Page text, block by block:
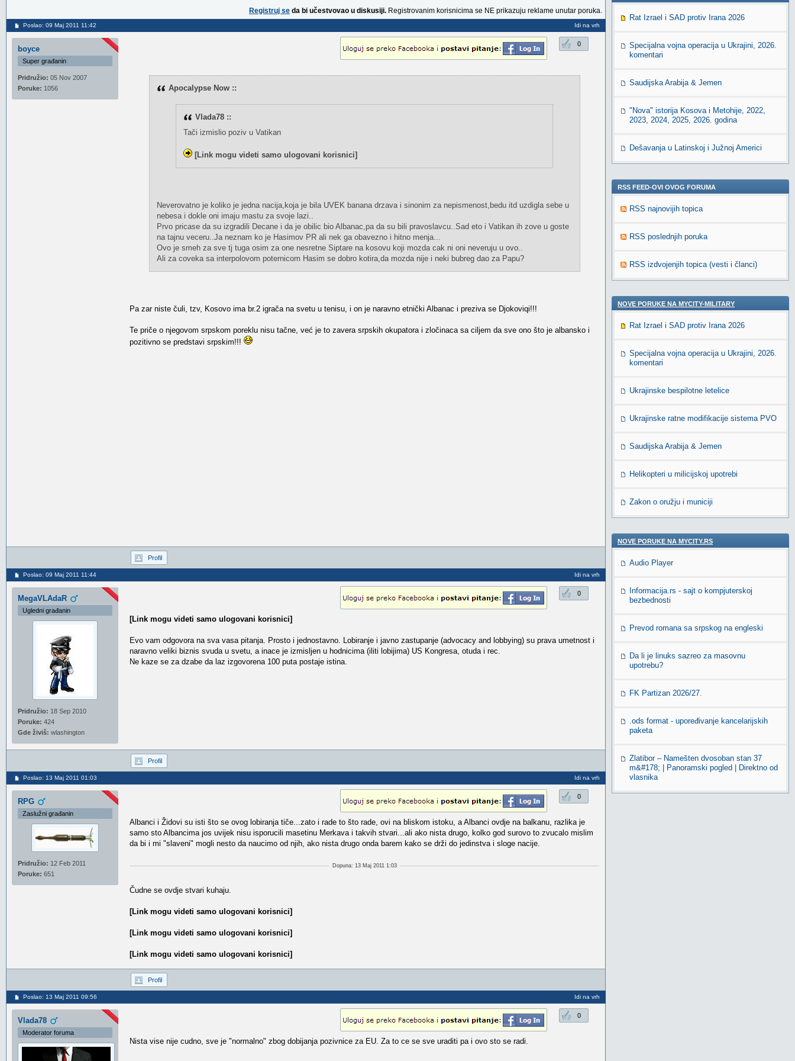
Registruj se da bi učestvovao u diskusiji. Registrovanim korisnicima se NE prikazuju reklame unutar poruka.
Poslao: 09 Maj 2011 11:42 Idi na vrh
boyce
Super građanin
Pridružio: 05 Nov 2007
Poruke: 1056
0
Apocalypse Now ::
Vlada78 ::
Tači izmislio poziv u Vatikan
[Link mogu videti samo ulogovani korisnici]
Neverovatno je koliko je jedna nacija,koja je bila UVEK banana drzava i sinonim za nepismenost,bedu itd uzdigla sebe u
nebesa i dokle oni imaju mastu za svoje lazi..
Prvo pricase da su izgradili Decane i da je obilic bio Albanac,pa da su bili pravoslavcu..Sad eto i Vatikan ih zove u goste
na tajnu veceru..Ja neznam ko je Hasimov PR ali nek ga obavezno i hitno menja...
Ovo je smeh za sve tj tuga osim za one nesretne Siptare na kosovu koji mozda cak ni oni neveruju u ovo..
Ali za coveka sa interpolovom poternicom Hasim se dobro kotira,da mozda nije i neki bubreg dao za Papu?
Pa zar niste čuli, tzv, Kosovo ima br.2 igrača na svetu u tenisu, i on je naravno etnički Albanac i preziva se Djokoviqi!!!
Te priče o njegovom srpskom poreklu nisu tačne, već je to zavera srpskih okupatora i zločinaca sa ciljem da sve ono što je albansko i
pozitivno se predstavi srpskim!!!
Profil
Poslao: 09 Maj 2011 11:44 Idi na vrh
MegaVLAdaR
Ugledni građanin
Pridružio: 18 Sep 2010
Poruke: 424
Gde živiš: wlashington
0
[Link mogu videti samo ulogovani korisnici]
Evo vam odgovora na sva vasa pitanja. Prosto i jednostavno. Lobiranje i javno zastupanje (advocacy and lobbying) su prava umetnost i
naravno veliki biznis svuda u svetu, a inace je izmisljen u hodnicima (iliti lobijima) US Kongresa, otuda i rec.
Ne kaze se za dzabe da laz izgovorena 100 puta postaje istina.
Profil
Poslao: 13 Maj 2011 01:03 Idi na vrh
RPG
Zaslužni građanin
Pridružio: 12 Feb 2011
Poruke: 651
0
Albanci i Židovi su isti što se ovog lobiranja tiče...zato i rade to što rade, ovi na bliskom istoku, a Albanci ovdje na balkanu, razlika je
samo sto Albancima jos uvijek nisu isporucili masetinu Merkava i takvih stvari...ali ako nista drugo, kolko god surovo to zvucalo mislim
da bi i mi "slaveni" mogli nesto da naucimo od njih, ako nista drugo onda barem kako se drži do jedinstva i sloge nacije.
Dopuna: 13 Maj 2011 1:03
Čudne se ovdje stvari kuhaju.
[Link mogu videti samo ulogovani korisnici]
[Link mogu videti samo ulogovani korisnici]
[Link mogu videti samo ulogovani korisnici]
Profil
Poslao: 13 Maj 2011 09:56 Idi na vrh
Vlada78
Moderator foruma
0
Nista vise nije cudno, sve je "normalno" zbog dobijanja pozivnice za EU. Za to ce se sve uraditi pa i ovo sto se radi.
Rat Izrael i SAD protiv Irana 2026
Specijalna vojna operacija u Ukrajini, 2026.
komentari
Saudijska Arabija & Jemen
"Nova" istorija Kosova i Metohije, 2022,
2023, 2024, 2025, 2026. godina
Dešavanja u Latinskoj i Južnoj Americi
RSS FEED-OVI OVOG FORUMA
RSS najnovijih topica
RSS poslednjih poruka
RSS izdvojenjih topica (vesti i članci)
NOVE PORUKE NA MYCITY-MILITARY
Rat Izrael i SAD protiv Irana 2026
Specijalna vojna operacija u Ukrajini, 2026.
komentari
Ukrajinske bespilotne letelice
Ukrajinske ratne modifikacije sistema PVO
Saudijska Arabija & Jemen
Helikopteri u milicijskoj upotrebi
Zakon o oružju i municiji
NOVE PORUKE NA MYCITY.RS
Audio Player
Informacija.rs - sajt o kompjuterskoj
bezbednosti
Prevod romana sa srpskog na engleski
Da li je linuks sazreo za masovnu
upotrebu?
FK Partizan 2026/27.
.ods format - upoređivanje kancelarijskih
paketa
Zlatibor – Namešten dvosoban stan 37
m&#178; | Panoramski pogled | Direktno od
vlasnika